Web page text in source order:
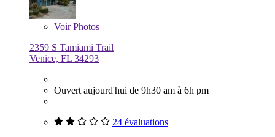
VoirPhotos
2359 S Tamiami Trail
Venice, FL 34293
Ouvert aujourd'hui de 9h30 am à 6h pm
24 évaluations